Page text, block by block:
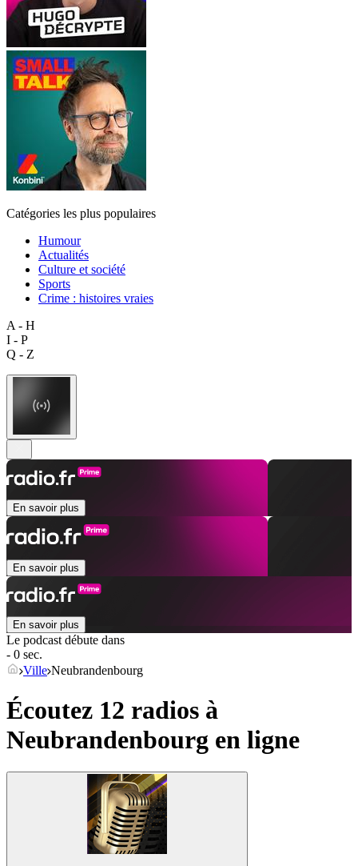
Catégories les plus populaires
Humour
Actualités
Culture et société
Sports
Crime : histoires vraies
A - H
I - P
Q - Z
En savoir plus
En savoir plus
En savoir plus
Le podcast débute dans
- 0 sec.
Ville Neubrandenbourg
Écoutez 12 radios à
Neubrandenbourg en ligne